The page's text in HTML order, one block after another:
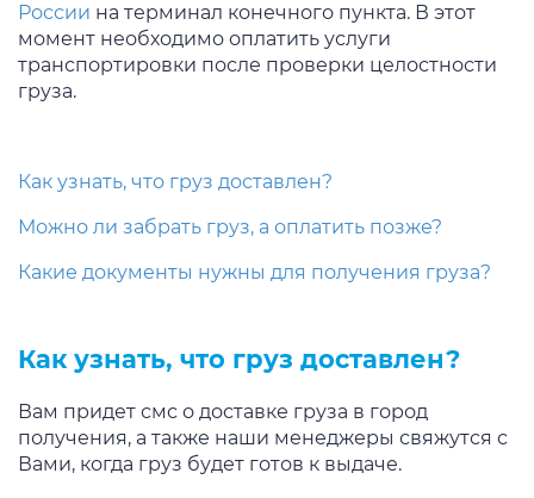
России на терминал конечного пункта. В этот
момент необходимо оплатить услуги
транспортировки после проверки целостности
груза.
Как узнать, что груз доставлен?
Можно ли забрать груз, а оплатить позже?
Какие документы нужны для получения груза?
Как узнать, что груз доставлен?
Вам придет смс о доставке груза в город
получения, а также наши менеджеры свяжутся с
Вами, когда груз будет готов к выдаче.